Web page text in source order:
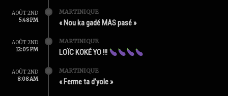
AOÛT 2ND
5:48 PM
MARTINIQUE
« Nou ka gadé MAS pasé »
AOÛT 2ND
12:05 PM
MARTINIQUE
LOÏC KOKÉ YO !!!
AOÛT 2ND
8:08 AM
MARTINIQUE
« Ferme ta d’yole »